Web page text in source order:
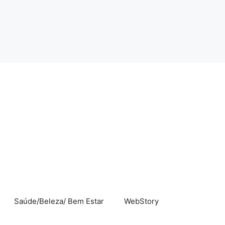
Saúde/Beleza/ Bem Estar WebStory